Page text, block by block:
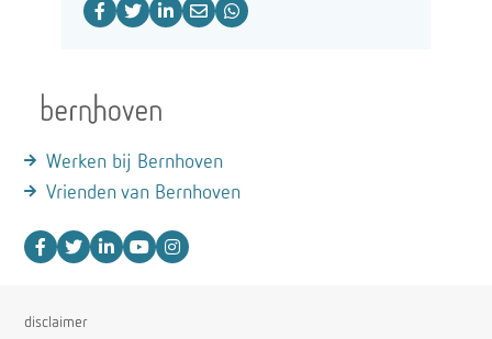
Werken bij Bernhoven
Vrienden van Bernhoven
disclaimer